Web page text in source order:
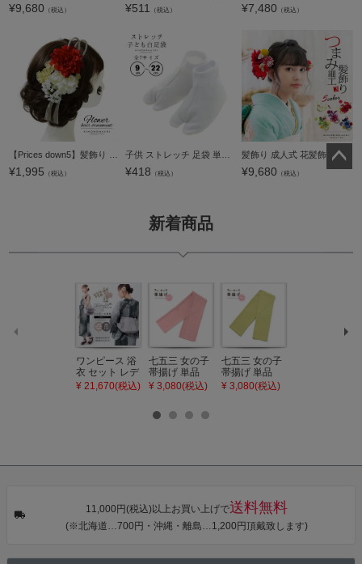
¥9,680 （税込） ¥511 （税込） ¥7,480 （税込）
¥1,995 （税込） ¥418 （税込）
髪飾り 成人式 花髪飾り コーム Uピン 2点セット 「お花と玉飾り、組紐 レッド・グリーン・ホワイト・ブルー・ワイン No.54709」 振袖用髪飾り お花髪飾り つまみ細工 成人式 卒業式 結婚式 着物 日本製 【メール
¥9,680 （税込）
新着商品
ワンピース 浴
衣 セット レデ
ィース 吸水速
乾 ポリエステ
カシュクール
ワンピース 簡
単着付け 大人
¥ 21,670(税込)
七五三 女の子
帯揚げ 単品
「灰桃色」日
本製 7歳 女児
びあげ 和装 着
¥ 3,080(税込)
七五三 女の子
帯揚げ 単品
「若葉色」日
本製 7歳 女児
¥ 3,080(税込)
11,000円(税込)以上お買い上げで送料無料
(※北海道…700円・沖縄・離島…1,200円頂戴致します)